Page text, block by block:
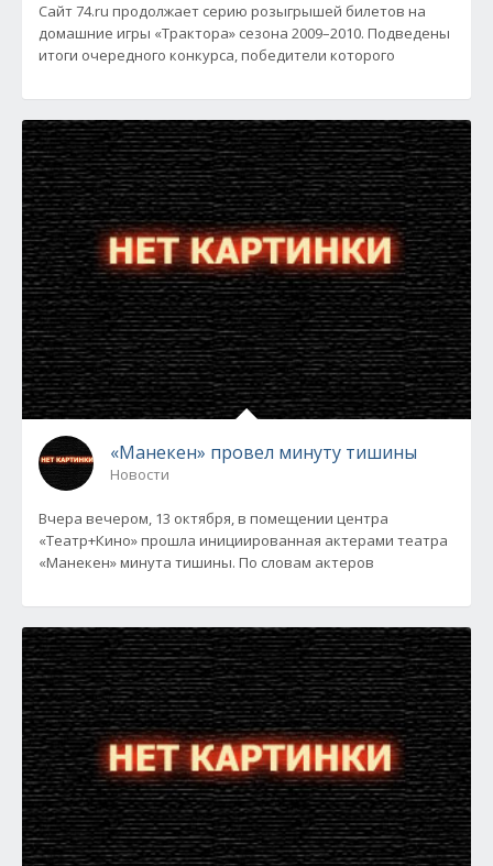
Сайт 74.ru продолжает серию розыгрышей билетов на
домашние игры «Трактора» сезона 2009–2010. Подведены
итоги очередного конкурса, победители которого
«Манекен» провел минуту тишины
Новости
Вчера вечером, 13 октября, в помещении центра
«Театр+Кино» прошла инициированная актерами театра
«Манекен» минута тишины. По словам актеров